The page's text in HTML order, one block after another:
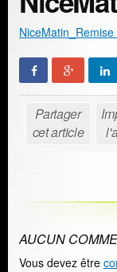
Partager
cet article
AUCUN
Vous devez être